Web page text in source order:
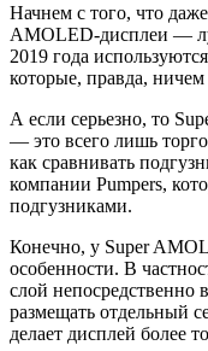
Начнем с того, что
AMOLED-дисплеи —
2019 года
которые, правда,
А если серьезно, то
— это всего лишь
как сравнивать
компании Pumpers,
подгузниками.
Конечно, у Super
особенности. В
слой непосредственно
размещать отдельный
делает дисплей более